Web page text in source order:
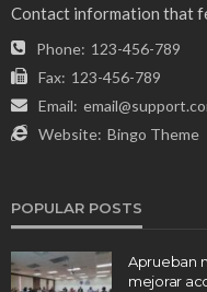
Contact information that
Phone: 123-456-789
Fax: 123-456-789
Email:
Website: Bingo Theme
POPULAR POSTS
Aprueban
mejorar